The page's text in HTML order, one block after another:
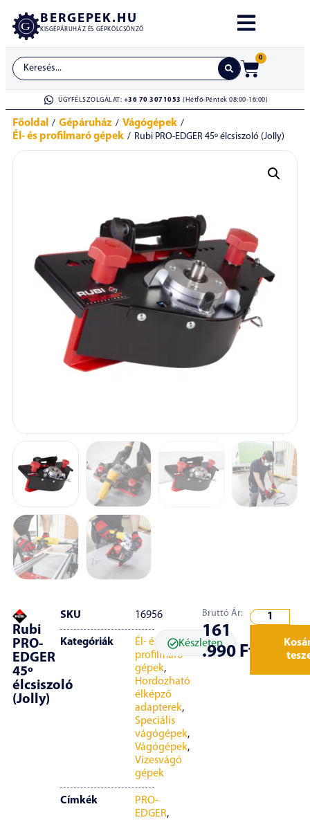
BERGEPEK.HU
KISGÉPÁRUHÁZ ÉS GÉPKÖLCSÖNZŐ
0
ÜGYFÉLSZOLGÁLAT: +36 70 3071053 (Hétfő-Péntek 08:00-16:00)
Főoldal / Gépáruház / Vágógépek /
Él- és profilmaró gépek / Rubi PRO-EDGER 45º élcsiszoló (Jolly)
Rubi
PRO-
EDGER
45º
élcsiszoló
(Jolly)
SKU 16956
Kategóriák
Él- és
profilmaró
gépek,
Hordozható
élképző
adapterek,
Speciális
vágógépek,
Vágógépek,
Vizesvágó
gépek
Címkék
PRO-
EDGER,
Készleten
Bruttó Ár:
161
.990 Ft